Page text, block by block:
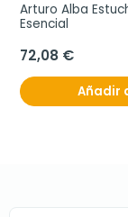
Arturo Alba
Esencial
72,08 €
Añadir